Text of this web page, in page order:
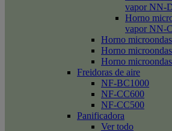
vapor NN-
Horno
vapor NN-
Horno
Horno
Horno microondas
Freidoras de aire
NF-BC1000
NF-CC600
NF-CC500
Panificadora
Ver todo